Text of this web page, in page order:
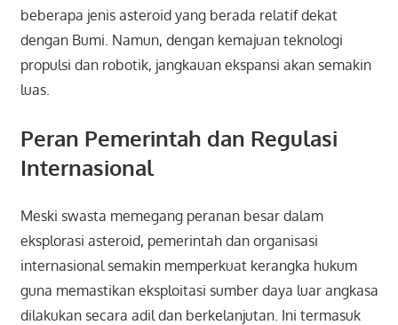
beberapa jenis asteroid yang berada relatif dekat
dengan Bumi. Namun, dengan kemajuan teknologi
propulsi dan robotik, jangkauan ekspansi akan semakin
luas.
Peran Pemerintah dan Regulasi
Internasional
Meski swasta memegang peranan besar dalam
eksplorasi asteroid, pemerintah dan organisasi
internasional semakin memperkuat kerangka hukum
guna memastikan eksploitasi sumber daya luar angkasa
dilakukan secara adil dan berkelanjutan. Ini termasuk